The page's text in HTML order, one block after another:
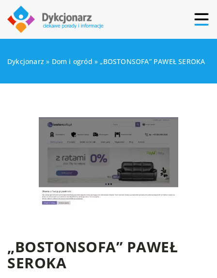
Dykcjonarz » Dom i ogród »„BOSTONSOFA” PAWEŁ SEROKA
„BOSTONSOFA” PAWEŁ
SEROKA